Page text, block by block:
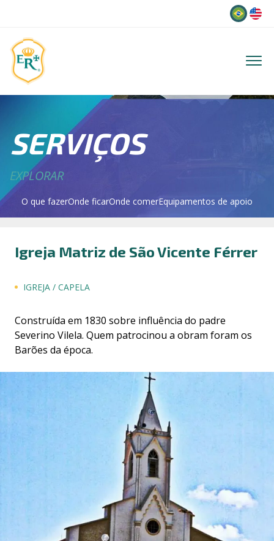
SERVIÇOS
EXPLORAR
O que fazerOnde ficarOnde comerEquipamentos de apoio
Igreja Matriz de São Vicente Férrer
IGREJA / CAPELA
Construída em 1830 sobre influência do padre
Severino Vilela. Quem patrocinou a obram foram os
Barões da época.